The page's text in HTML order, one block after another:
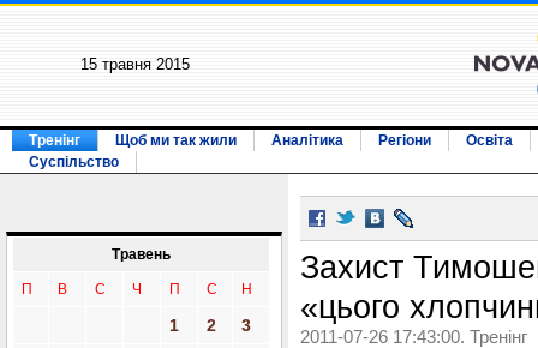
15 травня 2015
Тренінг Щоб ми так жили Аналітика Регіони
Освіта
Суспільство
Травень
П В С Ч П С Н
1 2
3
Захист
«цього
2011-07-26 17:43:00. Тренінг